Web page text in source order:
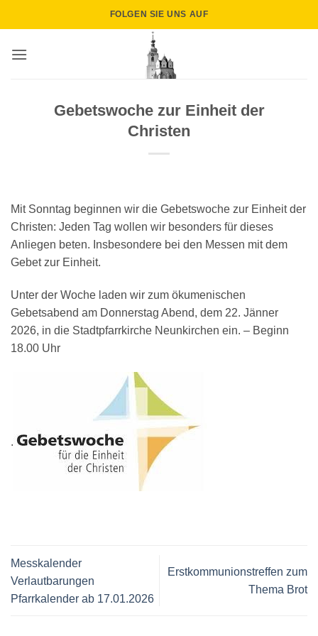
FOLGEN SIE UNS AUF
Gebetswoche zur Einheit der
Christen
Mit Sonntag beginnen wir die Gebetswoche zur Einheit der
Christen: Jeden Tag wollen wir besonders für dieses
Anliegen beten. Insbesondere bei den Messen mit dem
Gebet zur Einheit.
Unter der Woche laden wir zum ökumenischen
Gebetsabend am Donnerstag Abend, dem 22. Jänner
2026, in die Stadtpfarrkirche Neunkirchen ein. – Beginn
18.00 Uhr
.
Messkalender
Verlautbarungen
Pfarrkalender ab 17.01.2026
Erstkommunionstreffen zum
Thema Brot